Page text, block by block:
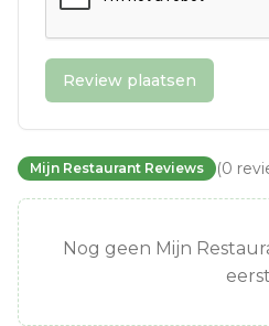
Review plaatsen
Mijn Restaurant Reviews (0
Nog geen Mijn